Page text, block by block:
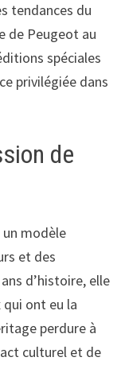
tendances du
de Peugeot au
spéciales
privilégiée dans
de
un modèle
et des
d’histoire, elle
qui ont eu la
perdure à
culturel et de